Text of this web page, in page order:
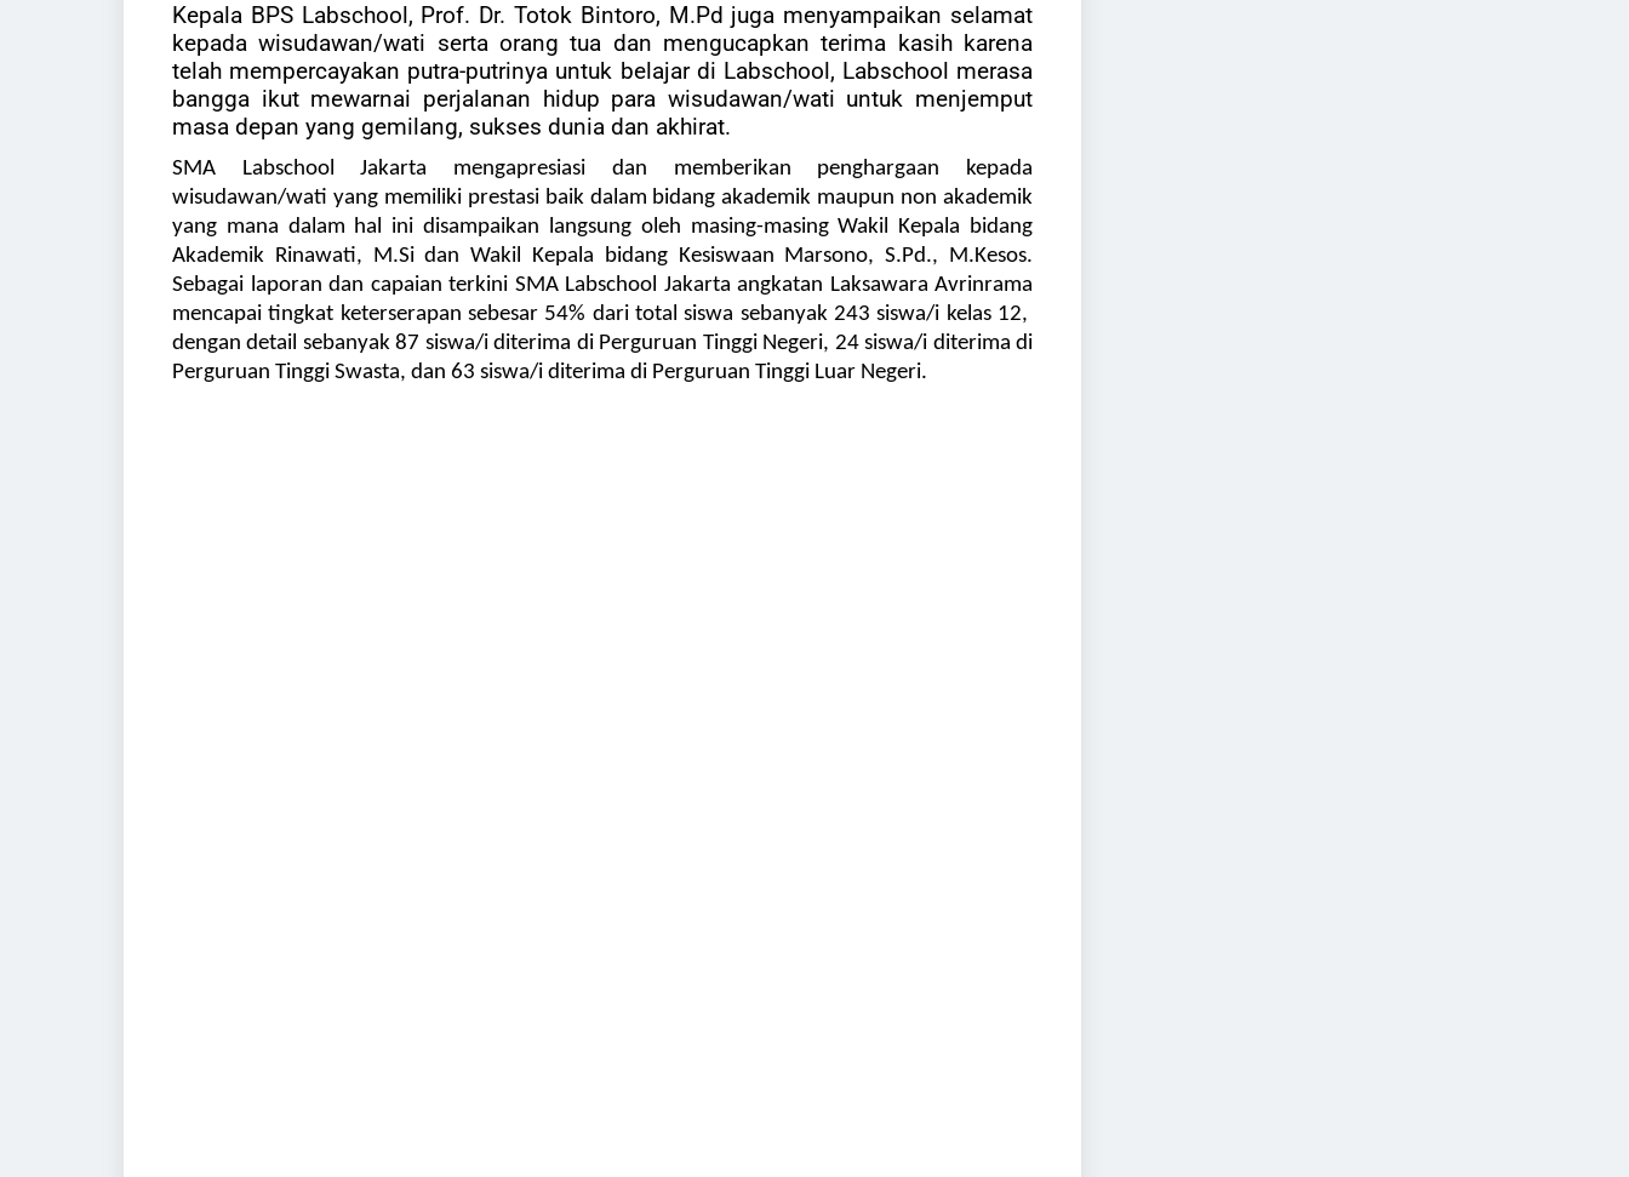
Kepala BPS Labschool, Prof. Dr. Totok Bintoro, M.Pd juga menyampaikan selamat
kepada wisudawan/wati serta orang tua dan mengucapkan terima kasih karena
telah mempercayakan putra-putrinya untuk belajar di Labschool, Labschool merasa
bangga ikut mewarnai perjalanan hidup para wisudawan/wati untuk menjemput
masa depan yang gemilang, sukses dunia dan akhirat.
SMA Labschool Jakarta mengapresiasi dan memberikan penghargaan kepada
wisudawan/wati yang memiliki prestasi baik dalam bidang akademik maupun non akademik
yang mana dalam hal ini disampaikan langsung oleh masing-masing Wakil Kepala bidang
Akademik Rinawati, M.Si dan Wakil Kepala bidang Kesiswaan Marsono, S.Pd., M.Kesos.
Sebagai laporan dan capaian terkini SMA Labschool Jakarta angkatan Laksawara Avrinrama
mencapai tingkat keterserapan sebesar 54% dari total siswa sebanyak 243 siswa/i kelas 12,
dengan detail sebanyak 87 siswa/i diterima di Perguruan Tinggi Negeri, 24 siswa/i diterima di
Perguruan Tinggi Swasta, dan 63 siswa/i diterima di Perguruan Tinggi Luar Negeri.